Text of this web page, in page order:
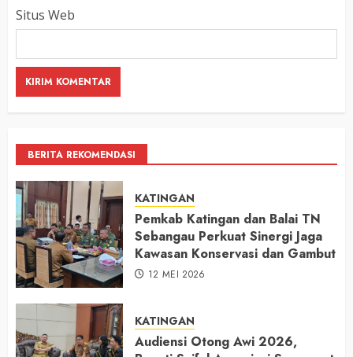
Situs Web
BERITA REKOMENDASI
KATINGAN
Pemkab Katingan dan Balai TN
Sebangau Perkuat Sinergi Jaga
Kawasan Konservasi dan Gambut
12 MEI 2026
KATINGAN
Audiensi Otong Awi 2026,